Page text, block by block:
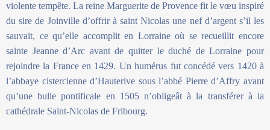
violente tempête. La reine Marguerite de Provence fit le vœu inspiré
du sire de Joinville d’offrir à saint Nicolas une nef d’argent s’il les
sauvait, ce qu’elle accomplit en Lorraine où se recueillit encore
sainte Jeanne d’Arc avant de quitter le duché de Lorraine pour
rejoindre la France en 1429. Un humérus fut concédé vers 1420 à
l’abbaye cistercienne d’Hauterive sous l’abbé Pierre d’Affry avant
qu’une bulle pontificale en 1505 n’obligeât à la transférer à la
cathédrale Saint-Nicolas de Fribourg.